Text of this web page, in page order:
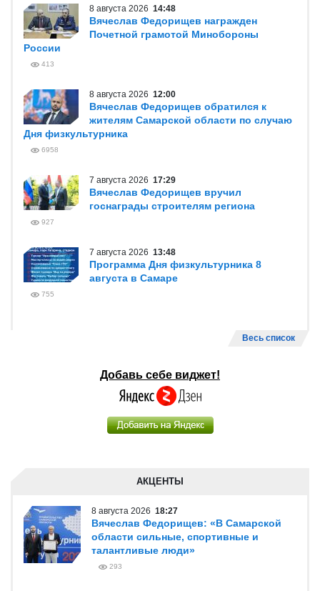
8 августа 2026 14:48
Вячеслав Федорищев награжден
Почетной грамотой Минобороны
России
413
8 августа 2026 12:00
Вячеслав Федорищев обратился к
жителям Самарской области по случаю
Дня физкультурника
6958
7 августа 2026 17:29
Вячеслав Федорищев вручил
госнаграды строителям региона
927
7 августа 2026 13:48
Программа Дня физкультурника 8
августа в Самаре
755
Весь список
Добавь себе виджет!
АКЦЕНТЫ
8 августа 2026 18:27
Вячеслав Федорищев: «В Самарской
области сильные, спортивные и
талантливые люди»
293